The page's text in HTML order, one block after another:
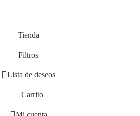
Tienda
Filtros
Lista de deseos
Carrito